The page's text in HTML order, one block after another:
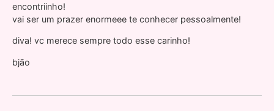
encontriinho!
vai ser um prazer enormeee te conhecer pessoalmente!
diva! vc merece sempre todo esse carinho!
bjão